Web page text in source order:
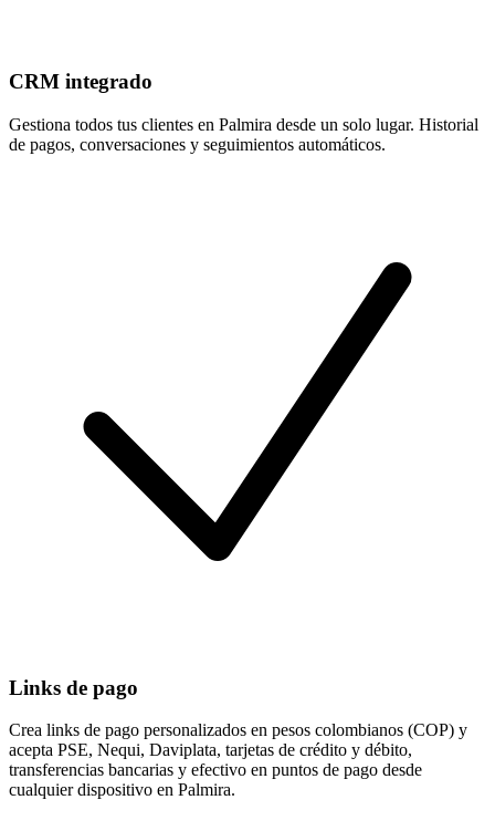
CRM integrado
Gestiona todos tus clientes en Palmira desde un solo lugar. Historial
de pagos, conversaciones y seguimientos automáticos.
Links de pago
Crea links de pago personalizados en pesos colombianos (COP) y
acepta PSE, Nequi, Daviplata, tarjetas de crédito y débito,
transferencias bancarias y efectivo en puntos de pago desde
cualquier dispositivo en Palmira.